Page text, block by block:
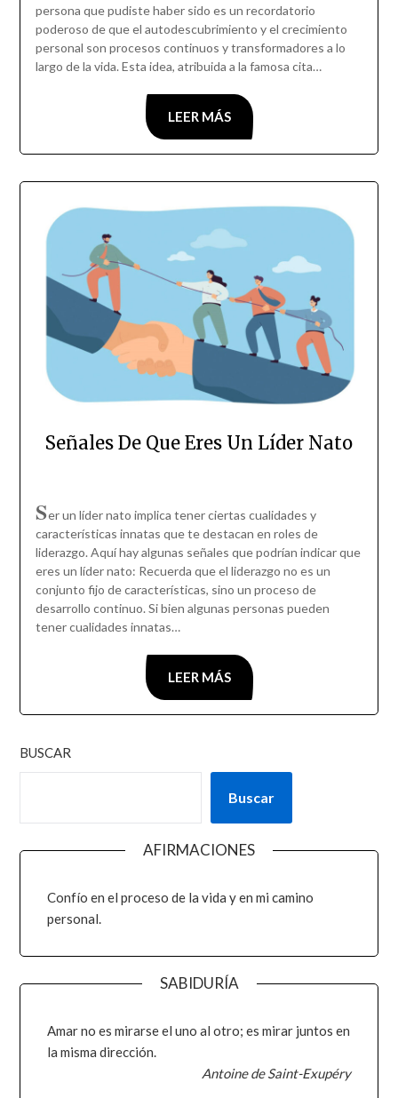
persona que pudiste haber sido es un recordatorio
poderoso de que el autodescubrimiento y el crecimiento
personal son procesos continuos y transformadores a lo
largo de la vida. Esta idea, atribuida a la famosa cita…
LEER MÁS
Señales De Que Eres Un Líder Nato
Ser un líder nato implica tener ciertas cualidades y
características innatas que te destacan en roles de
liderazgo. Aquí hay algunas señales que podrían indicar que
eres un líder nato: Recuerda que el liderazgo no es un
conjunto fijo de características, sino un proceso de
desarrollo continuo. Si bien algunas personas pueden
tener cualidades innatas…
LEER MÁS
BUSCAR
Buscar
AFIRMACIONES
Confío en el proceso de la vida y en mi camino
personal.
SABIDURÍA
Amar no es mirarse el uno al otro; es mirar juntos en
la misma dirección.
Antoine de Saint-Exupéry